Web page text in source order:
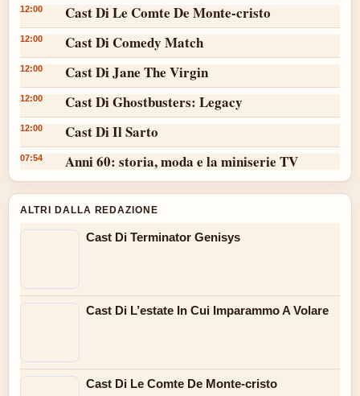
12:00 Cast Di Le Comte De Monte-cristo
12:00 Cast Di Comedy Match
12:00 Cast Di Jane The Virgin
12:00 Cast Di Ghostbusters: Legacy
12:00 Cast Di Il Sarto
07:54 Anni 60: storia, moda e la miniserie TV
ALTRI DALLA REDAZIONE
Cast Di Terminator Genisys
Cast Di L’estate In Cui Imparammo A Volare
Cast Di Le Comte De Monte-cristo